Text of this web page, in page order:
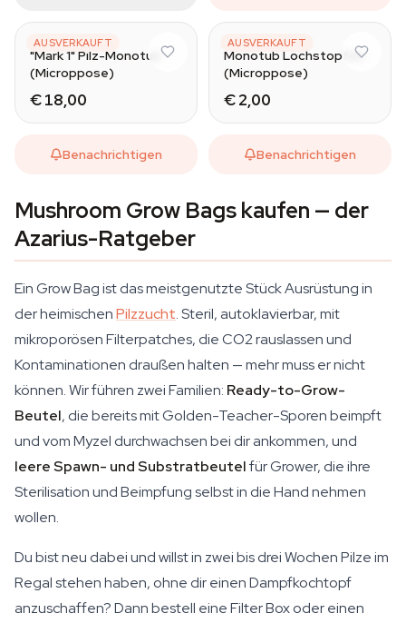
AUSVERKAUFT
MICROPPOSE
"Mark 1" Pilz-Monotub
(Microppose)
€ 18,00
Benachrichtigen
AUSVERKAUFT
MICROPPOSE
Monotub Lochstopfen
(Microppose)
€ 2,00
Benachrichtigen
Mushroom Grow Bags kaufen — der
Azarius-Ratgeber
Ein Grow Bag ist das meistgenutzte Stück Ausrüstung in
der heimischenPilzzucht. Steril, autoklavierbar, mit
mikroporösen Filterpatches, die CO2 rauslassen und
Kontaminationen draußen halten — mehr muss er nicht
können. Wir führen zwei Familien: Ready-to-Grow-
Beutel, die bereits mit Golden-Teacher-Sporen beimpft
und vom Myzel durchwachsen bei dir ankommen, und
leere Spawn- und Substratbeutelfür Grower, die ihre
Sterilisation und Beimpfung selbst in die Hand nehmen
wollen.
Du bist neu dabei und willst in zwei bis drei Wochen Pilze im
Regal stehen haben, ohne dir einen Dampfkochtopf
anzuschaffen? Dann bestell eine Filter Box oder einen